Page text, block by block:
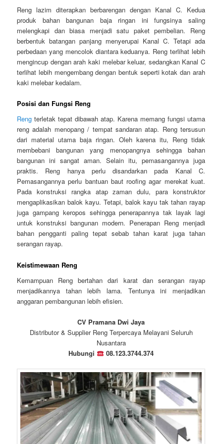
Reng lazim diterapkan berbarengan dengan Kanal C. Kedua
produk bahan bangunan baja ringan ini fungsinya saling
melengkapi dan biasa menjadi satu paket pembelian. Reng
berbentuk batangan panjang menyerupai Kanal C. Tetapi ada
perbedaan yang mencolok diantara keduanya. Reng terlihat lebih
mengincup dengan arah kaki melebar keluar, sedangkan Kanal C
terlihat lebih mengembang dengan bentuk seperti kotak dan arah
kaki melebar kedalam.
Posisi dan Fungsi Reng
Reng terletak tepat dibawah atap. Karena memang fungsi utama
reng adalah menopang / tempat sandaran atap. Reng tersusun
dari material utama baja ringan. Oleh karena itu, Reng tidak
membebani bangunan yang menopangnya sehingga bahan
bangunan ini sangat aman. Selain itu, pemasangannya juga
praktis. Reng hanya perlu disandarkan pada Kanal C.
Pemasangannya perlu bantuan baut roofing agar merekat kuat.
Pada konstruksi rangka atap zaman dulu, para konstruktor
mengaplikasikan balok kayu. Tetapi, balok kayu tak tahan rayap
juga gampang keropos sehingga penerapannya tak layak lagi
untuk konstruksi bangunan modern. Penerapan Reng menjadi
bahan pengganti paling tepat sebab tahan karat juga tahan
serangan rayap.
Keistimewaan Reng
Kemampuan Reng bertahan dari karat dan serangan rayap
menjadikannya tahan lebih lama. Tentunya ini menjadikan
anggaran pembangunan lebih efisien.
CV Pramana Dwi Jaya
Distributor & Supplier Reng Terpercaya Melayani Seluruh
Nusantara
Hubungi
08.123.3744.374